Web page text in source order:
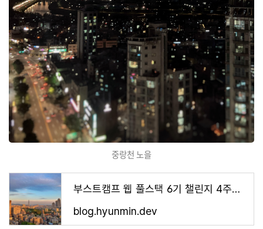
중랑천 노을
부스트캠프 웹 풀스택 6기 챌린지 4주차, 수료
blog.hyunmin.dev